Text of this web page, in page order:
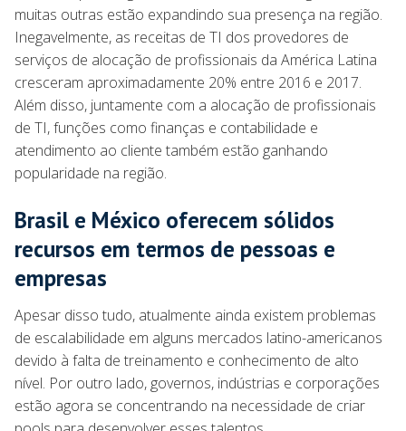
muitas outras estão expandindo sua presença na região.
Inegavelmente, as receitas de TI dos provedores de
serviços de alocação de profissionais da América Latina
cresceram aproximadamente 20% entre 2016 e 2017.
Além disso, juntamente com a alocação de profissionais
de TI, funções como finanças e contabilidade e
atendimento ao cliente também estão ganhando
popularidade na região.
Brasil e México oferecem sólidos
recursos em termos de pessoas e
empresas
Apesar disso tudo, atualmente ainda existem problemas
de escalabilidade em alguns mercados latino-americanos
devido à falta de treinamento e conhecimento de alto
nível. Por outro lado, governos, indústrias e corporações
estão agora se concentrando na necessidade de criar